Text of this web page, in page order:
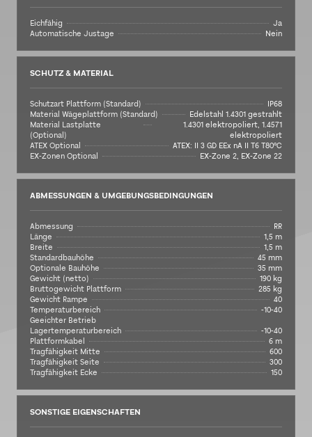
Eichfähig
Ja
Automatische Justage
Nein
SCHUTZ & MATERIAL
Schutzart Plattform (Standard)
IP68
Material Wägeplattform (Standard)
Edelstahl 1.4301 gestrahlt
Material Lastplatte
(Optional)
1.4301 elektropoliert, 1.4571
elektropoliert
ATEX Optional
ATEX: II 3 GD EEx nA II T6 T80°C
EX-Zonen Optional
EX-Zone 2, EX-Zone 22
ABMESSUNGEN & UMGEBUNGSBEDINGUNGEN
Abmessung
RR
Länge
1,5 m
Breite
1,5 m
Standardbauhöhe
45 mm
Optionale Bauhöhe
35 mm
Gewicht (netto)
190 kg
Bruttogewicht Plattform
285 kg
Gewicht Rampe
40
Temperaturbereich
Geeichter Betrieb
-10-40
Lagertemperaturbereich
-10-40
Plattformkabel
6 m
Tragfähigkeit Mitte
600
Tragfähigkeit Seite
300
Tragfähigkeit Ecke
150
SONSTIGE EIGENSCHAFTEN